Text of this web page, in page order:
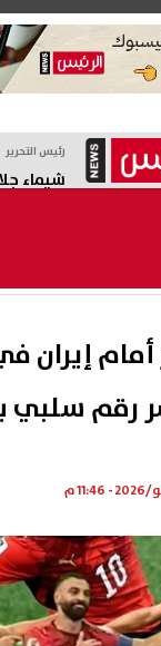
رئيس التحرير
شيماء
إيران
رقم سلبي